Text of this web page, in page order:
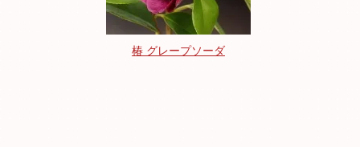
椿 グレープソーダ